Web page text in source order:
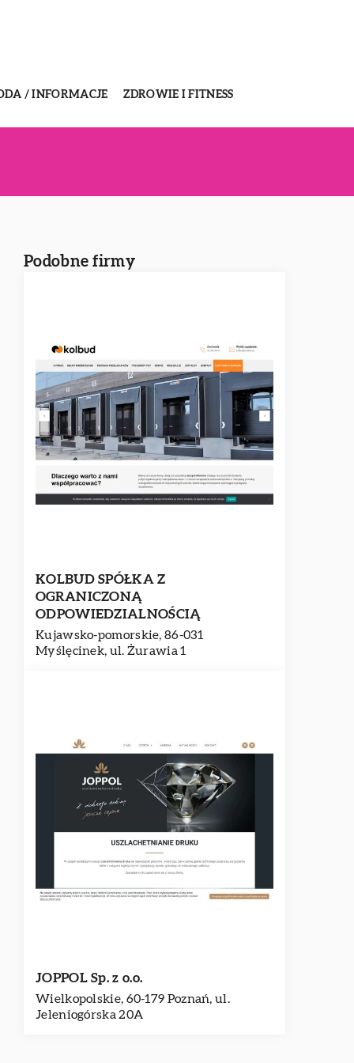
/ INFORMACJE ZDROWIE I FITNESS
Podobne firmy
KOLBUD SPÓŁKA Z
OGRANICZONĄ
ODPOWIEDZIALNOŚCIĄ
Kujawsko-pomorskie, 86-031
Myślęcinek, ul. Żurawia 1
JOPPOL Sp. z o.o.
Wielkopolskie, 60-179 Poznań, ul.
Jeleniogórska 20A